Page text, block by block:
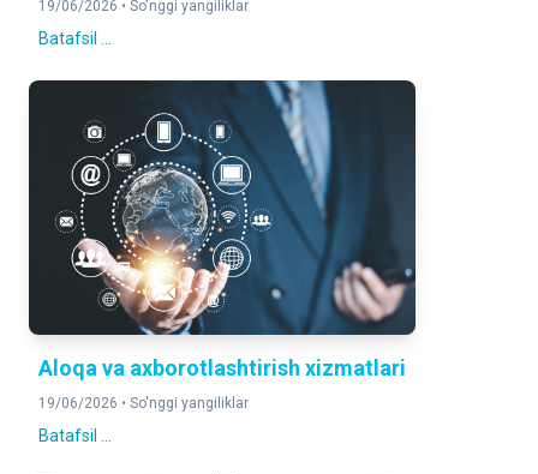
19/06/2026 • So'nggi yangiliklar
Batafsil ...
Aloqa va axborotlashtirish xizmatlari
19/06/2026 • So'nggi yangiliklar
Batafsil ...